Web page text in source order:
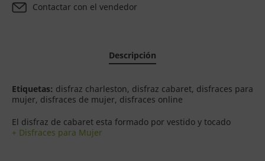
Contactar con el vendedor
Descripción
Etiquetas: disfraz charleston, disfraz cabaret, disfraces para
mujer, disfraces de mujer, disfraces online
El disfraz de cabaret esta formado por vestido y tocado
+ Disfraces para Mujer